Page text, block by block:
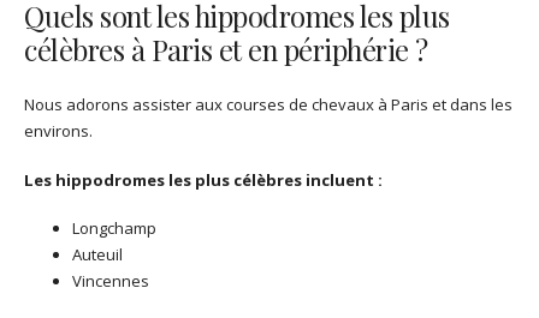
Quels sont les hippodromes les plus
célèbres à Paris et en périphérie ?
Nous adorons assister aux courses de chevaux à Paris et dans les
environs.
Les hippodromes les plus célèbres incluent :
Longchamp
Auteuil
Vincennes